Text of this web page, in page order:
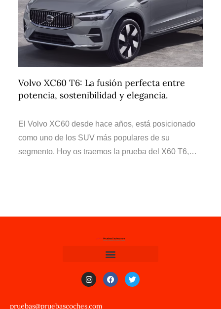
Volvo XC60 T6: La fusión perfecta entre
potencia, sostenibilidad y elegancia.
El Volvo XC60 desde hace años, está posicionado
como uno de los SUV más populares de su
segmento. Hoy os traemos la prueba del X60 T6,…
pruebas@pruebascoches.com